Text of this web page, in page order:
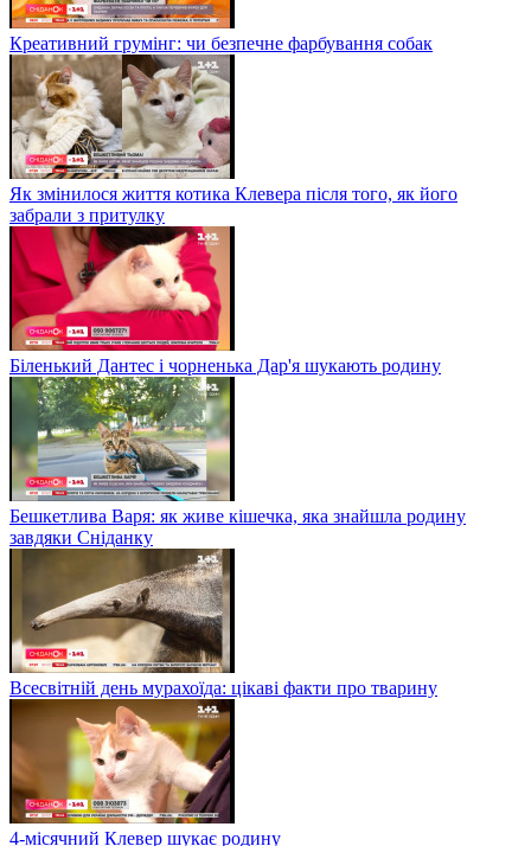
Креативний грумінг: чи безпечне фарбування собак
Як змінилося життя котика Клевера після того, як його
забрали з притулку
Біленький Дантес і чорненька Дар'я шукають родину
Бешкетлива Варя: як живе кішечка, яка знайшла родину
завдяки Сніданку
Всесвітній день мурахоїда: цікаві факти про тварину
4-місячний Клевер шукає родину